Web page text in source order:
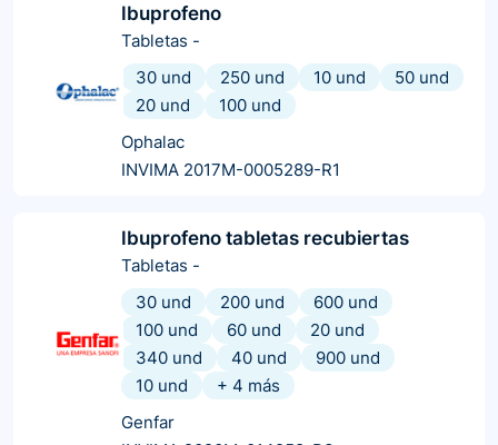
Ibuprofeno
Tabletas -
30 und
250 und 10 und
50 und
20 und
100 und
Ophalac
INVIMA 2017M-0005289-R1
Ibuprofeno tabletas recubiertas
Tabletas -
30 und
200 und
600 und
100 und
60 und
20 und
340 und
40 und
900 und
10 und
+ 4 más
Genfar